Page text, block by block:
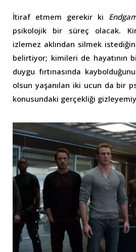
İtiraf etmem gerekir ki
psikolojik bir süreç olacak.
izlemez aklından silmek
belirtiyor; kimileri de hayatının
duygu fırtınasında
olsun yaşanılan iki ucun da bir
konusundaki gerçekliği